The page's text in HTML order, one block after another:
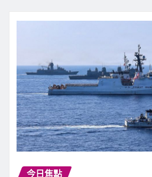
今日焦點